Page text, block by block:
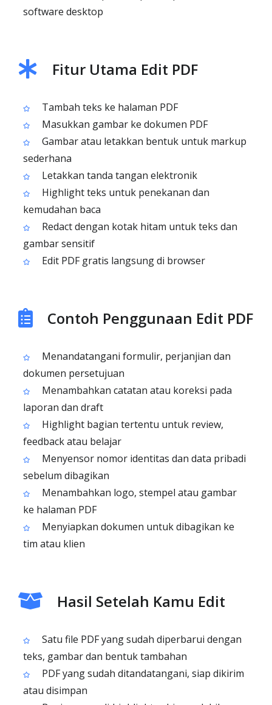
software desktop
Fitur Utama Edit PDF
Tambah teks ke halaman PDF
Masukkan gambar ke dokumen PDF
Gambar atau letakkan bentuk untuk markup
sederhana
Letakkan tanda tangan elektronik
Highlight teks untuk penekanan dan
kemudahan baca
Redact dengan kotak hitam untuk teks dan
gambar sensitif
Edit PDF gratis langsung di browser
Contoh Penggunaan Edit PDF
Menandatangani formulir, perjanjian dan
dokumen persetujuan
Menambahkan catatan atau koreksi pada
laporan dan draft
Highlight bagian tertentu untuk review,
feedback atau belajar
Menyensor nomor identitas dan data pribadi
sebelum dibagikan
Menambahkan logo, stempel atau gambar
ke halaman PDF
Menyiapkan dokumen untuk dibagikan ke
tim atau klien
Hasil Setelah Kamu Edit
Satu file PDF yang sudah diperbarui dengan
teks, gambar dan bentuk tambahan
PDF yang sudah ditandatangani, siap dikirim
atau disimpan